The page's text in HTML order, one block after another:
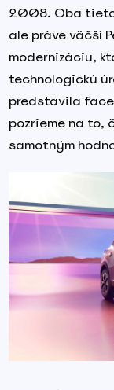
2008. Oba
ale práve väčší
modernizáciu,
technologickú
predstavila
pozrieme na to,
samotným